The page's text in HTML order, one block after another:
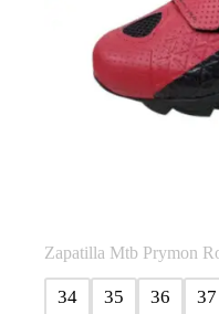
Zapatilla Mtb Prymon
34 35 36 37